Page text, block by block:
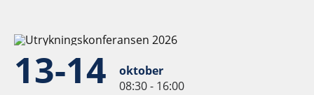
13-14
oktober
08:30 - 16:00